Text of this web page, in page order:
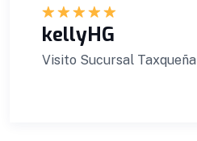
kellyHG
Visito Sucursal Taxqueña